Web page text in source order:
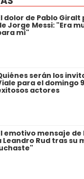
dolor de Pablo
Jorge Messi: "Era
mí"
serán los
para el domingo
actores
emotivo mensaje
Leandro Rud tras su